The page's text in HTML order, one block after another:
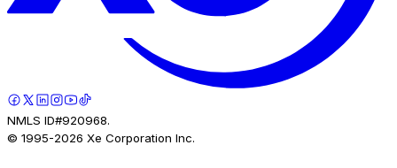
NMLS ID#920968.
© 1995-2026 Xe Corporation Inc.